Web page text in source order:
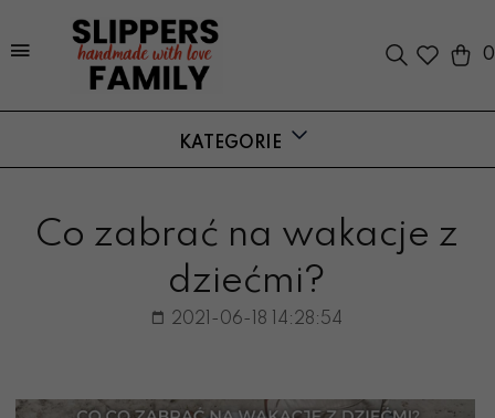
0
KATEGORIE
Co zabrać na wakacje z
dziećmi?
2021-06-18 14:28:54